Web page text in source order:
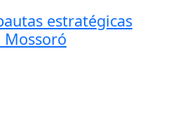
estratégicas
Mossoró